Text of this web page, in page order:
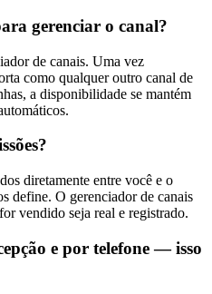
gerenciar o canal?
de canais. Uma vez
como qualquer outro canal de
a disponibilidade se mantém
diretamente entre você e o
define. O gerenciador de canais
vendido seja real e registrado.
e por telefone — isso